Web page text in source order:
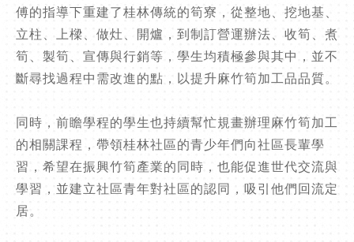
傅的指導下重建了桂林傳統的筍寮，從整地、挖地基、
立柱、上樑、做灶、開爐，到制訂營運辦法、收筍、煮
筍、製筍、宣傳與行銷等，學生均積極參與其中，並不
斷尋找過程中需改進的點，以提升麻竹筍加工品品質。
同時，前瞻學程的學生也持續幫忙規畫辦理麻竹筍加工
的相關課程，帶領桂林社區的青少年們向社區長輩學
習，希望在振興竹筍產業的同時，也能促進世代交流與
學習，並建立社區青年對社區的認同，吸引他們回流定
居。